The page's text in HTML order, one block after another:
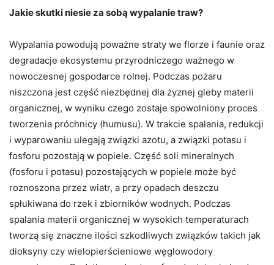
Jakie skutki niesie za sobą wypalanie traw?
Wypalania powodują poważne straty we florze i faunie oraz
degradacje ekosystemu przyrodniczego ważnego w
nowoczesnej gospodarce rolnej. Podczas pożaru
niszczona jest część niezbędnej dla żyznej gleby materii
organicznej, w wyniku czego zostaje spowolniony proces
tworzenia próchnicy (humusu). W trakcie spalania, redukcji
i wyparowaniu ulegają związki azotu, a związki potasu i
fosforu pozostają w popiele. Część soli mineralnych
(fosforu i potasu) pozostających w popiele może być
roznoszona przez wiatr, a przy opadach deszczu
spłukiwana do rzek i zbiorników wodnych. Podczas
spalania materii organicznej w wysokich temperaturach
tworzą się znaczne ilości szkodliwych związków takich jak
dioksyny czy wielopierścieniowe węglowodory